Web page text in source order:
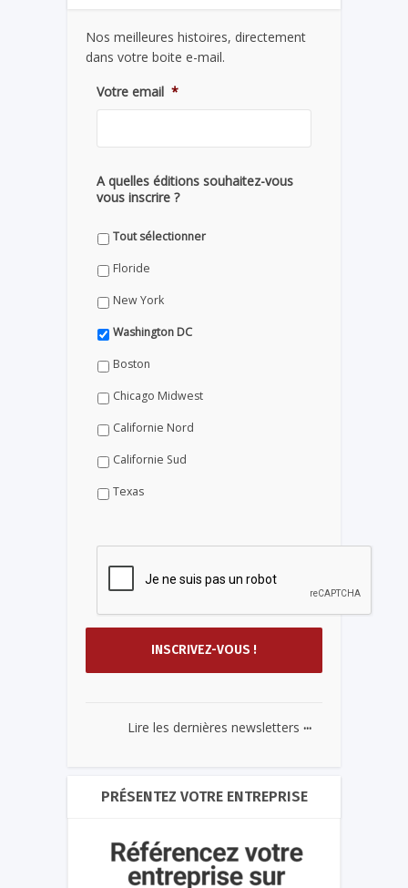
Nos meilleures histoires, directement
dans votre boite e-mail.
Votre email *
A quelles éditions souhaitez-vous
vous inscrire ?
Tout sélectionner
Floride
New York
Washington DC
Boston
Chicago Midwest
Californie Nord
Californie Sud
Texas
Lire les dernières newsletters ...
PRÉSENTEZ VOTRE ENTREPRISE